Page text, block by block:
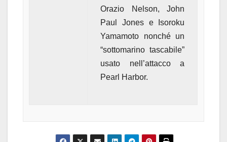
Orazio Nelson, John
Paul Jones e Isoroku
Yamamoto nonché un
“sottomarino tascabile”
usato nell’attacco a
Pearl Harbor.